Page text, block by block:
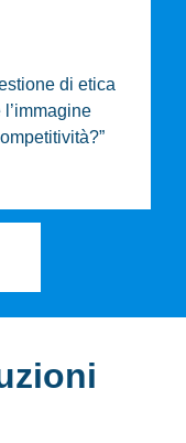
di etica